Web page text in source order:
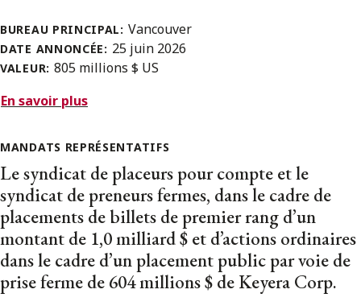
BUREAU PRINCIPAL: Vancouver
DATE ANNONCÉE: 25 juin 2026
VALEUR: 805 millions $ US
En savoir plus
MANDATS REPRÉSENTATIFS
Le syndicat de placeurs pour compte et le
syndicat de preneurs fermes, dans le cadre de
placements de billets de premier rang d’un
montant de 1,0 milliard $ et d’actions ordinaires
dans le cadre d’un placement public par voie de
prise ferme de 604 millions $ de Keyera Corp.